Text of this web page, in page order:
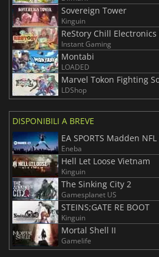
Sovereign Tower
Kinguin
ReStory Chill Electronics
Instant Gaming
Montabi
LOADED
Marvel Tokon Fighting
LDShop
DISPONIBILI A BREVE
EA SPORTS Madden
Eneba
Hell Let Loose Vietnam
Kinguin
The Sinking City 2
Gamesplanet US
STEINS;GATE RE BOOT
Kinguin
Mortal Shell II
Gamelife